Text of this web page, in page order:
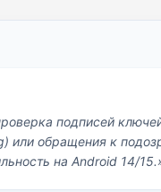
подписей
или обращения к
на Android 14/